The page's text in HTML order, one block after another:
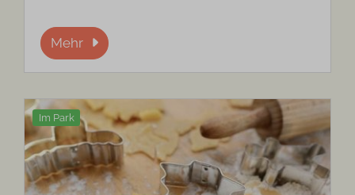
Mehr
Im Park